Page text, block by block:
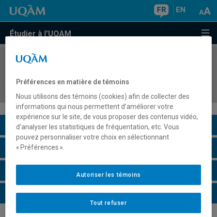
FR EN
Étudier à l'UQAM
COURS//
rémunération directe
Description du cours
Horaire - Été 2026
Horaire - Automne 2026
Horaire - Hiver 2027
Préférences en matière de témoins
Nous utilisons des témoins (cookies) afin de collecter des
informations qui nous permettent d’améliorer votre
expérience sur le site, de vous proposer des contenus vidéo,
d’analyser les statistiques de fréquentation, etc. Vous
pouvez personnaliser votre choix en sélectionnant
« Préférences ».
Tout refuser
Autoriser les témoins